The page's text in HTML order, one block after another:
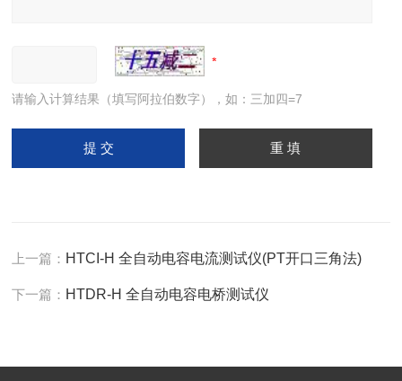
请输入计算结果（填写阿拉伯数字），如：三加四=7
上一篇： HTCI-H 全自动电容电流测试仪(PT开口三角法)
下一篇： HTDR-H 全自动电容电桥测试仪